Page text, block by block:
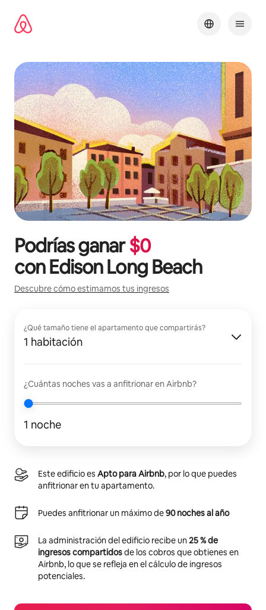
contenido
Podrías ganar$0
conEdison Long Beach
Descubre cómo estimamos tus ingresos
¿Qué tamaño tiene el apartamento que compartirás?
1 habitación
¿Cuántas noches vas a anfitrionar en Airbnb?
1 noche
Este edificio es Apto para Airbnb, por lo que puedes
anfitrionar en tu apartamento.
Puedes anfitrionar un máximo de90 noches al año
La administración del edificio recibe un25 % de
ingresos compartidosde los cobros que obtienes en
Airbnb, lo que se refleja en el cálculo de ingresos
potenciales.